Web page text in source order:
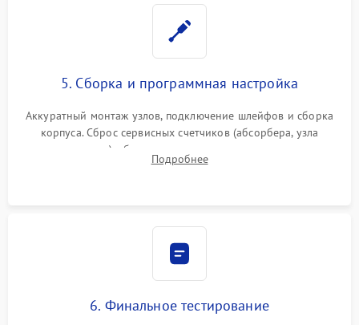
5. Сборка и программная настройка
Аккуратный монтаж узлов, подключение шлейфов и сборка
корпуса. Сброс сервисных счетчиков (абсорбера, узла
закрепления), обновление прошивки и программная
калибровка цветопередачи и позиционирования сканера.
Подробнее
6. Финальное тестирование